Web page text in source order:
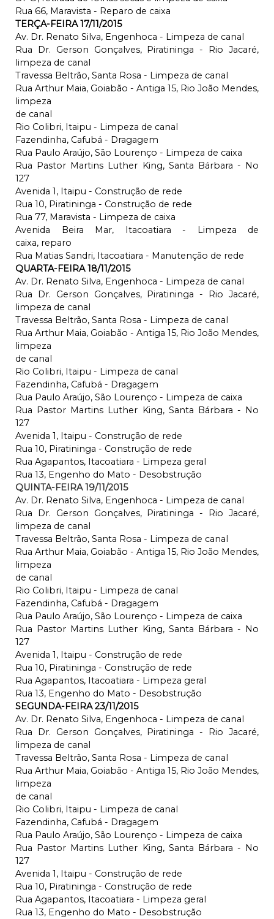
Rua 66, Maravista - Reparo de caixa
TERÇA-FEIRA 17/11/2015
Av. Dr. Renato Silva, Engenhoca - Limpeza de canal
Rua Dr. Gerson Gonçalves, Piratininga - Rio Jacaré,
limpeza de canal
Travessa Beltrão, Santa Rosa - Limpeza de canal
Rua Arthur Maia, Goiabão - Antiga 15, Rio João Mendes,
limpeza
de canal
Rio Colibri, Itaipu - Limpeza de canal
Fazendinha, Cafubá - Dragagem
Rua Paulo Araújo, São Lourenço - Limpeza de caixa
Rua Pastor Martins Luther King, Santa Bárbara - No
127
Avenida 1, Itaipu - Construção de rede
Rua 10, Piratininga - Construção de rede
Rua 77, Maravista - Limpeza de caixa
Avenida Beira Mar, Itacoatiara - Limpeza de
caixa, reparo
Rua Matias Sandri, Itacoatiara - Manutenção de rede
QUARTA-FEIRA 18/11/2015
Av. Dr. Renato Silva, Engenhoca - Limpeza de canal
Rua Dr. Gerson Gonçalves, Piratininga - Rio Jacaré,
limpeza de canal
Travessa Beltrão, Santa Rosa - Limpeza de canal
Rua Arthur Maia, Goiabão - Antiga 15, Rio João Mendes,
limpeza
de canal
Rio Colibri, Itaipu - Limpeza de canal
Fazendinha, Cafubá - Dragagem
Rua Paulo Araújo, São Lourenço - Limpeza de caixa
Rua Pastor Martins Luther King, Santa Bárbara - No
127
Avenida 1, Itaipu - Construção de rede
Rua 10, Piratininga - Construção de rede
Rua Agapantos, Itacoatiara - Limpeza geral
Rua 13, Engenho do Mato - Desobstrução
QUINTA-FEIRA 19/11/2015
Av. Dr. Renato Silva, Engenhoca - Limpeza de canal
Rua Dr. Gerson Gonçalves, Piratininga - Rio Jacaré,
limpeza de canal
Travessa Beltrão, Santa Rosa - Limpeza de canal
Rua Arthur Maia, Goiabão - Antiga 15, Rio João Mendes,
limpeza
de canal
Rio Colibri, Itaipu - Limpeza de canal
Fazendinha, Cafubá - Dragagem
Rua Paulo Araújo, São Lourenço - Limpeza de caixa
Rua Pastor Martins Luther King, Santa Bárbara - No
127
Avenida 1, Itaipu - Construção de rede
Rua 10, Piratininga - Construção de rede
Rua Agapantos, Itacoatiara - Limpeza geral
Rua 13, Engenho do Mato - Desobstrução
SEGUNDA-FEIRA 23/11/2015
Av. Dr. Renato Silva, Engenhoca - Limpeza de canal
Rua Dr. Gerson Gonçalves, Piratininga - Rio Jacaré,
limpeza de canal
Travessa Beltrão, Santa Rosa - Limpeza de canal
Rua Arthur Maia, Goiabão - Antiga 15, Rio João Mendes,
limpeza
de canal
Rio Colibri, Itaipu - Limpeza de canal
Fazendinha, Cafubá - Dragagem
Rua Paulo Araújo, São Lourenço - Limpeza de caixa
Rua Pastor Martins Luther King, Santa Bárbara - No
127
Avenida 1, Itaipu - Construção de rede
Rua 10, Piratininga - Construção de rede
Rua Agapantos, Itacoatiara - Limpeza geral
Rua 13, Engenho do Mato - Desobstrução